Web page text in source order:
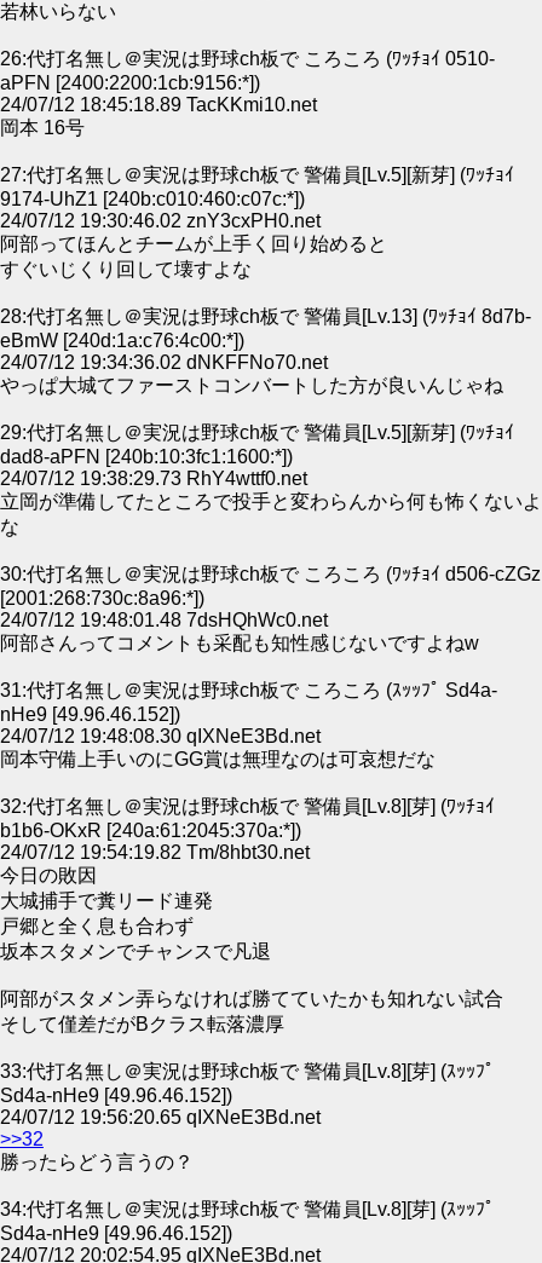
若林いらない
26:代打名無し＠実況は野球ch板で ころころ (ﾜｯﾁｮｲ 0510-
aPFN [2400:2200:1cb:9156:*])
24/07/12 18:45:18.89 TacKKmi10.net
岡本 16号
27:代打名無し＠実況は野球ch板で 警備員[Lv.5][新芽] (ﾜｯﾁｮｲ
9174-UhZ1 [240b:c010:460:c07c:*])
24/07/12 19:30:46.02 znY3cxPH0.net
阿部ってほんとチームが上手く回り始めると
すぐいじくり回して壊すよな
28:代打名無し＠実況は野球ch板で 警備員[Lv.13] (ﾜｯﾁｮｲ 8d7b-
eBmW [240d:1a:c76:4c00:*])
24/07/12 19:34:36.02 dNKFFNo70.net
やっぱ大城てファーストコンバートした方が良いんじゃね
29:代打名無し＠実況は野球ch板で 警備員[Lv.5][新芽] (ﾜｯﾁｮｲ
dad8-aPFN [240b:10:3fc1:1600:*])
24/07/12 19:38:29.73 RhY4wttf0.net
立岡が準備してたところで投手と変わらんから何も怖くないよ
な
30:代打名無し＠実況は野球ch板で ころころ (ﾜｯﾁｮｲ d506-cZGz
[2001:268:730c:8a96:*])
24/07/12 19:48:01.48 7dsHQhWc0.net
阿部さんってコメントも采配も知性感じないですよねw
31:代打名無し＠実況は野球ch板で ころころ (ｽｯｯﾌﾟ Sd4a-
nHe9 [49.96.46.152])
24/07/12 19:48:08.30 qIXNeE3Bd.net
岡本守備上手いのにGG賞は無理なのは可哀想だな
32:代打名無し＠実況は野球ch板で 警備員[Lv.8][芽] (ﾜｯﾁｮｲ
b1b6-OKxR [240a:61:2045:370a:*])
24/07/12 19:54:19.82 Tm/8hbt30.net
今日の敗因
大城捕手で糞リード連発
戸郷と全く息も合わず
坂本スタメンでチャンスで凡退
阿部がスタメン弄らなければ勝てていたかも知れない試合
そして僅差だがBクラス転落濃厚
33:代打名無し＠実況は野球ch板で 警備員[Lv.8][芽] (ｽｯｯﾌﾟ
Sd4a-nHe9 [49.96.46.152])
24/07/12 19:56:20.65 qIXNeE3Bd.net
>>32
勝ったらどう言うの？
34:代打名無し＠実況は野球ch板で 警備員[Lv.8][芽] (ｽｯｯﾌﾟ
Sd4a-nHe9 [49.96.46.152])
24/07/12 20:02:54.95 qIXNeE3Bd.net